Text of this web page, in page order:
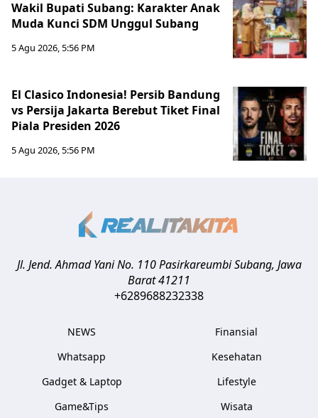
Wakil Bupati Subang: Karakter Anak
Muda Kunci SDM Unggul Subang
5 Agu 2026, 5:56 PM
El Clasico Indonesia! Persib Bandung
vs Persija Jakarta Berebut Tiket Final
Piala Presiden 2026
5 Agu 2026, 5:56 PM
Jl. Jend. Ahmad Yani No. 110 Pasirkareumbi Subang, Jawa
Barat41211
+6289688232338
NEWS
Whatsapp
Gadget & Laptop
Game&Tips
Finansial
Kesehatan
Lifestyle
Wisata